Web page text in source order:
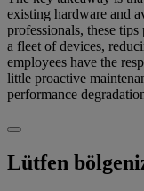
existing hardware and
professionals, these
a fleet of devices,
employees have the
little proactive
performance
Lütfen